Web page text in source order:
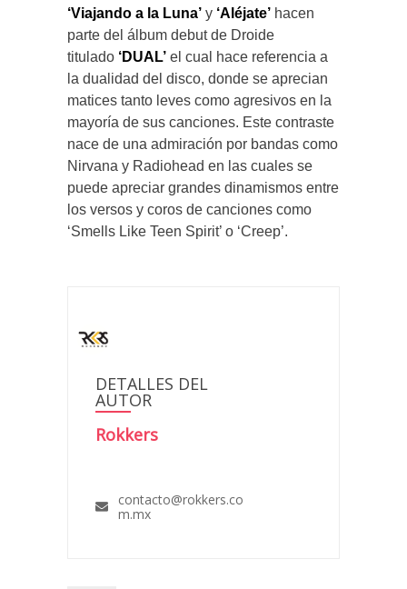
‘Viajando a la Luna’ y ‘Aléjate’ hacen
parte del álbum debut de Droide
titulado ‘DUAL’ el cual hace referencia a
la dualidad del disco, donde se aprecian
matices tanto leves como agresivos en la
mayoría de sus canciones. Este contraste
nace de una admiración por bandas como
Nirvana y Radiohead en las cuales se
puede apreciar grandes dinamismos entre
los versos y coros de canciones como
‘Smells Like Teen Spirit’ o ‘Creep’.
DETALLES DEL
AUTOR
Rokkers
contacto@rokkers.co
m.mx